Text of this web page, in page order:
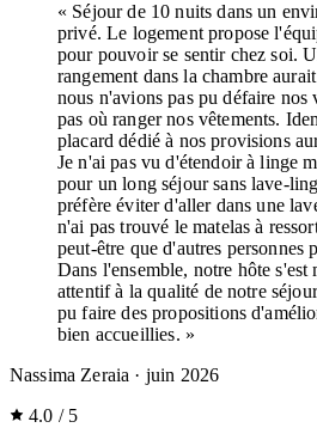
« Séjour de 10 nuits dans un
privé. Le logement propose
pour pouvoir se sentir chez soi.
rangement dans la chambre
nous n'avions pas pu défaire nos
pas où ranger nos vêtements.
placard dédié à nos provisions
Je n'ai pas vu d'étendoir à linge
pour un long séjour sans lave-
préfère éviter d'aller dans une
n'ai pas trouvé le matelas à
peut-être que d'autres personnes
Dans l'ensemble, notre hôte s'est
attentif à la qualité de notre
pu faire des propositions
bien accueillies. »
Nassima Zeraia · juin 2026
4.0 / 5